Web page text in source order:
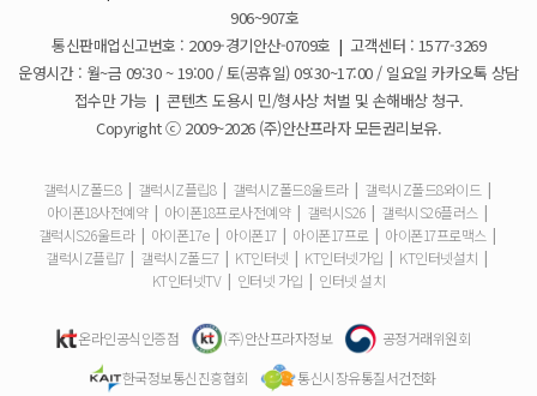
더블할인카드는 어떻게 등록 하나요?
휴대폰 구매 후 불량이면 어떻게 하나요?
ESIM 발급 방법은 어떻게 되나요?
유심은 새로 구매해야 하나요?
사은품은 핸드폰과 같이 보내주시나요?
906~907호
통신판매업신고번호 : 2009-경기안산-0709호 | 고객센터 : 1577-3269
운영시간 : 월~금 09:30 ~ 19:00 / 토(공휴일) 09:30~17:00 / 일요일 카카오톡 상담
접수만 가능 | 콘텐츠 도용시 민/형사상 처벌 및 손해배상 청구.
Copyright ⓒ 2009~2026 (주)안산프라자 모든권리보유.
갤럭시Z폴드8 | 갤럭시Z플립8 | 갤럭시Z폴드8울트라 | 갤럭시Z폴드8와이드 |
아이폰18사전예약 | 아이폰18프로사전예약 | 갤럭시S26 | 갤럭시S26플러스 |
갤럭시S26울트라 | 아이폰17e | 아이폰17 | 아이폰17프로 | 아이폰17프로맥스 |
갤럭시Z플립7 | 갤럭시Z폴드7 | KT인터넷 | KT인터넷가입 | KT인터넷설치 |
KT인터넷TV | 인터넷 가입 | 인터넷 설치
온라인공식인증점 (주)안산프라자정보
공정거래위원회
한국정보통신진흥협회
통신시장유통질서건전화